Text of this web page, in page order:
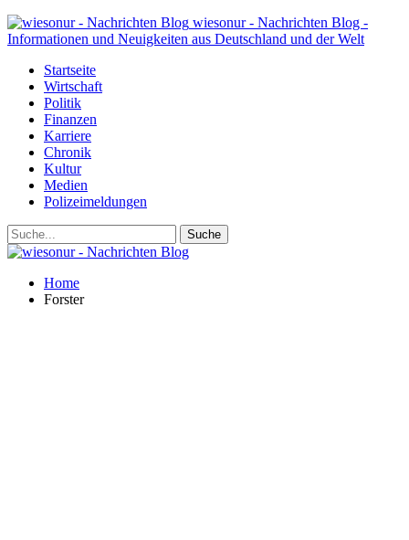
wiesonur - Nachrichten Blog -
Informationen und Neuigkeiten aus Deutschland und der Welt
Startseite
Wirtschaft
Politik
Finanzen
Karriere
Chronik
Kultur
Medien
Polizeimeldungen
Home
Forster